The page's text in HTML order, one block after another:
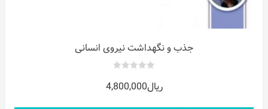
جذب و نگهداشت نیروی انسانی
out
of
ریال4,800,000